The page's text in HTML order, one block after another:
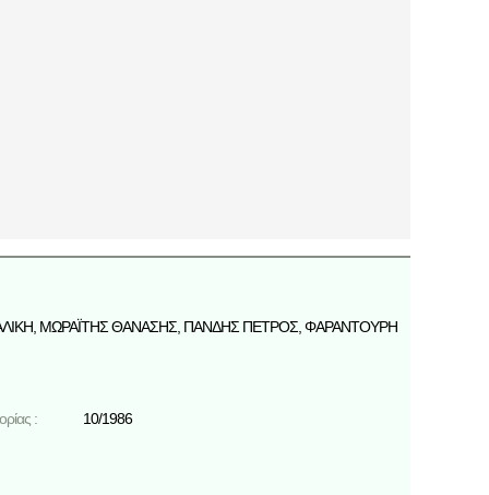
, ΜΩΡΑΪΤΗΣ ΘΑΝΑΣΗΣ, ΠΑΝΔΗΣ ΠΕΤΡΟΣ, ΦΑΡΑΝΤΟΥΡΗ
:
10/1986